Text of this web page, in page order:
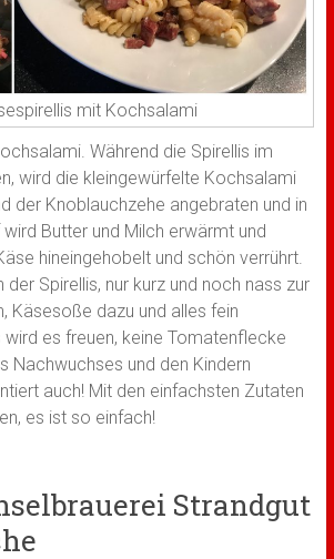
mit Kochsalami
Während die Spirellis im
wird die kleingewürfelte Kochsalami
der Knoblauchzehe angebraten und in
Butter und Milch erwärmt und
hineingehobelt und schön verrührt.
Spirellis, nur kurz und noch nass zur
Käsesoße dazu und alles fein
es freuen, keine Tomatenflecke
Nachwuchses und den Kindern
auch! Mit den einfachsten Zutaten
es ist so einfach!
Strandgut